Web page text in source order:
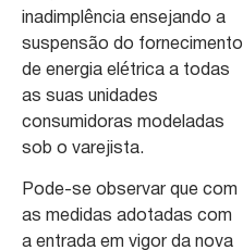
inadimplência ensejando a
suspensão do fornecimento
de energia elétrica a todas
as suas unidades
consumidoras modeladas
sob o varejista.
Pode-se observar que com
as medidas adotadas com
a entrada em vigor da nova